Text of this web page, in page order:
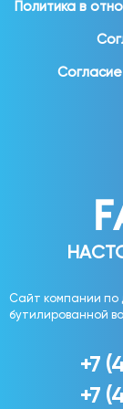
Для домашнего
вода 19
вода 1,5
Различные
Обеспечение
водой
пространства.
Вода
Сайт компании по
бутилированной
Политика в
+7
+7